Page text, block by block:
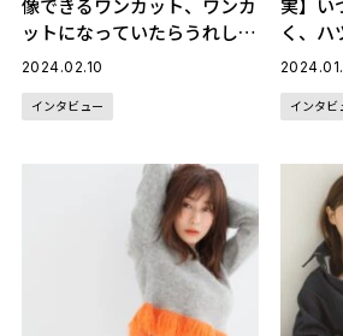
像できるワンカット、ワンカ
ットになっていたらうれし
い」
2024.02.10
インタビュー
実】い
く、ハ
インタビ